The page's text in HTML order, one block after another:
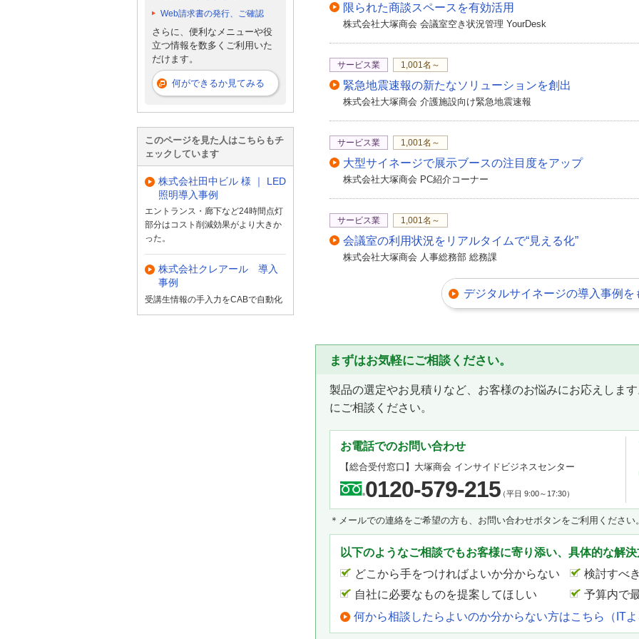
限られた商談スペースを有効活用
株式会社大塚商会 会議室空き状況管理 YourDesk
サービス業 1,001名～
緊急地震速報の新たなソリューションを創出
株式会社大塚商会 介護施設向け緊急地震速報
サービス業 1,001名～
大型サイネージで展示ブースの注目度をアップ
株式会社大塚商会 PC紹介コーナー
サービス業 1,001名～
会議室の利用状況をリアルタイムで“見える化”
株式会社大塚商会 人事総務部 総務課
デジタルサイネージの導入事例を
まずはお気軽にご相談ください。
製品の選定やお見積りなど、お客様のお悩みにお応えしま
にご相談ください。
お電話でのお問い合わせ
【総合受付窓口】 大塚商会 インサイドビジネスセンター
0120-579-215（平日 9:00～17:30）
＊メールでの連絡をご希望の方も、お問い合わせボタンをご利用ください。
以下のようなご相談でもお客様に寄り添い、具体的な解
どこから手をつければよいか分からない
検討すべ
自社に必要なものを提案してほしい
予算内で
何から相談したらよいのか分からない方はこちら（ITよ
Web請求書の発行、ご確認
さらに、便利なメニューや役
立つ情報を数多くご利用いた
だけます。
何ができるか見てみる
このページを見た人はこちらもチ
ェックしています
株式会社田中ビル 様 ｜ LED
照明導入事例
エントランス・廊下など24時間点灯
部分はコスト削減効果がより大きか
った。
株式会社クレアール 導入
事例
受講生情報の手入力をCABで自動化